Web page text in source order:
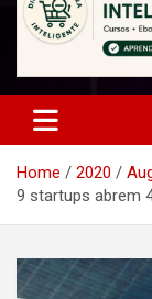
Home 2020
9 startups abrem